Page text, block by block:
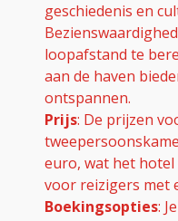
geschiedenis en
loopafstand te
aan de haven
ontspannen.
Prijs: De prijzen
euro, wat het
voor reizigers met
Boekingsopties: